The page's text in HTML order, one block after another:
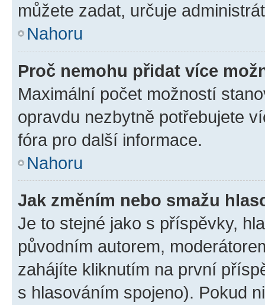
můžete zadat, určuje
Nahoru
Proč nemohu přidat více
Maximální počet možností
opravdu nezbytně potřebujete
fóra pro další informace.
Nahoru
Jak změním nebo smažu
Je to stejné jako s příspěvky,
původním autorem,
zahájíte kliknutím na první
s hlasováním spojeno). Pokud